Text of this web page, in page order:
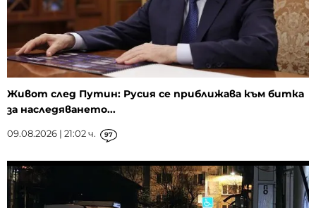
Живот след Путин: Русия се приближава към битка
за наследяването...
09.08.2026 | 21:02 ч. 97